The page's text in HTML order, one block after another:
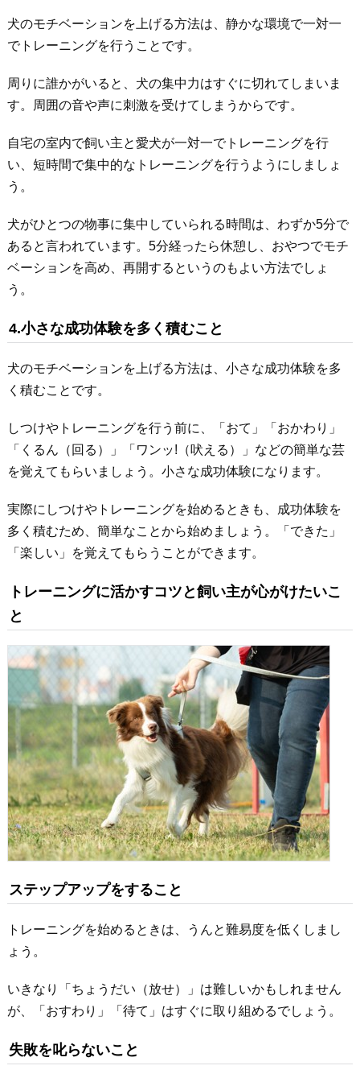
犬のモチベーションを上げる方法は、静かな環境で一対一
でトレーニングを行うことです。
周りに誰かがいると、犬の集中力はすぐに切れてしまいま
す。周囲の音や声に刺激を受けてしまうからです。
自宅の室内で飼い主と愛犬が一対一でトレーニングを行
い、短時間で集中的なトレーニングを行うようにしましょ
う。
犬がひとつの物事に集中していられる時間は、わずか5分で
あると言われています。5分経ったら休憩し、おやつでモチ
ベーションを高め、再開するというのもよい方法でしょ
う。
4.小さな成功体験を多く積むこと
犬のモチベーションを上げる方法は、小さな成功体験を多
く積むことです。
しつけやトレーニングを行う前に、「おて」「おかわり」
「くるん（回る）」「ワンッ!（吠える）」などの簡単な芸
を覚えてもらいましょう。小さな成功体験になります。
実際にしつけやトレーニングを始めるときも、成功体験を
多く積むため、簡単なことから始めましょう。「できた」
「楽しい」を覚えてもらうことができます。
トレーニングに活かすコツと飼い主が心がけたいこ
と
ステップアップをすること
トレーニングを始めるときは、うんと難易度を低くしまし
ょう。
いきなり「ちょうだい（放せ）」は難しいかもしれません
が、「おすわり」「待て」はすぐに取り組めるでしょう。
失敗を叱らないこと